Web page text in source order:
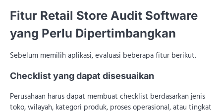
Fitur Retail Store Audit Software
yang Perlu Dipertimbangkan
Sebelum memilih aplikasi, evaluasi beberapa fitur berikut.
Checklist yang dapat disesuaikan
Perusahaan harus dapat membuat checklist berdasarkan jenis
toko, wilayah, kategori produk, proses operasional, atau tingkat